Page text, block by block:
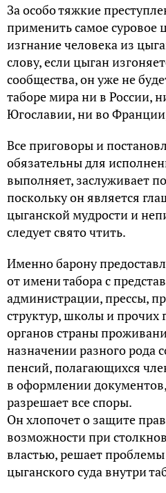
За особо тяжкие
применить самое суровое
изгнание человека из
слову, если цыган
сообщества, он уже не
таборе мира ни в России,
Югославии, ни во
Все приговоры и
обязательны для
выполняет, заслуживает
поскольку он является
цыганской мудрости и
следует свято чтить.
Именно барону
от имени табора с
администрации, прессы,
структур, школы и прочих
органов страны
назначении разного рода
пенсий, полагающихся
в оформлении
разрешает все споры.
Он хлопочет о защите
возможности при
властью, решает
цыганского суда внутри